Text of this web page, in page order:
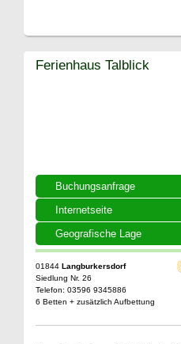
Buchungsanfrage
Internetseite
Geografische Lage
Ferienhaus Talblick
01844 Langburkersdorf
Siedlung Nr. 26
Telefon: 03596 9345886
6 Betten + zusätzlich Aufbettung